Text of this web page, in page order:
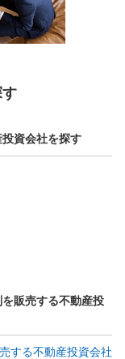
資会社を探す
販売する不動産投
する不動産投資会社